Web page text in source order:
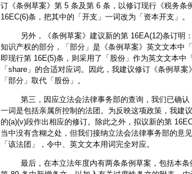
订《条例草案》第 5 条及第 6 条，以修订现行《税务条
16EC(6)条，把其中的「开支」一词改为「资本开支」。
另外，《条例草案》建议新的第 16EA(12)条订明：
知识产权的部分，「部分」是《条例草案》英文文本中
即现行第 16E(5)条，则采用了「股份」作为英文文本
「share」的合适对应词。因此，我建议修订《条例草
「部分」取代「股份」。
第三，因应立法会法律事务部的查询，我们已确认，
一词是包括亲属所控制的法团。为反映这项政策，我建
的(a)(v)段作出相应的修订。除此之外，拟议新的第
当中没有含糊之处，但我们接纳立法会法律事务部的意
「该法团」，令中、英文文本用词完全对应。
最后，在本立法年度内有两条条例草案，包括本条例